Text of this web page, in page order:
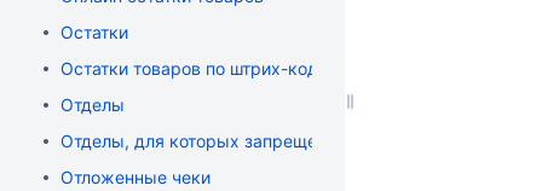
Остатки
Остатки товаров по штрих-кодам (офлайн остатки)
Отделы
Отделы, для которых запрещена оплата определенной
Отложенные чеки